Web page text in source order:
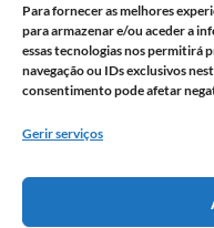
Para fornecer as melhores
para armazenar e/ou aceder a
essas tecnologias nos permitirá
navegação ou IDs exclusivos
consentimento pode afetar
Gerir serviços
Decoração de viaturas
Vantagens da
Processo criativo
Portfólio car wrap
Portfólio decoração de